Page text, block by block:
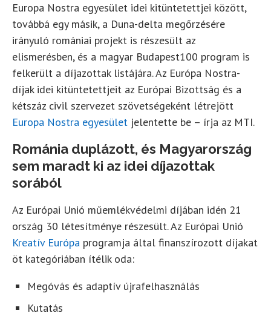
Europa Nostra egyesület idei kitüntetettjei között,
továbbá egy másik, a Duna-delta megőrzésére
irányuló romániai projekt is részesült az
elismerésben, és a magyar Budapest100 program is
felkerült a díjazottak listájára. Az Európa Nostra-
díjak idei kitüntetettjeit az Európai Bizottság és a
kétszáz civil szervezet szövetségeként létrejött
Europa Nostra egyesület jelentette be – írja az MTI.
Románia duplázott, és Magyarország
sem maradt ki az idei díjazottak
sorából
Az Európai Unió műemlékvédelmi díjában idén 21
ország 30 létesítménye részesült. Az Európai Unió
Kreatív Európa programja által finanszírozott díjakat
öt kategóriában ítélik oda:
Megóvás és adaptív újrafelhasználás
Kutatás